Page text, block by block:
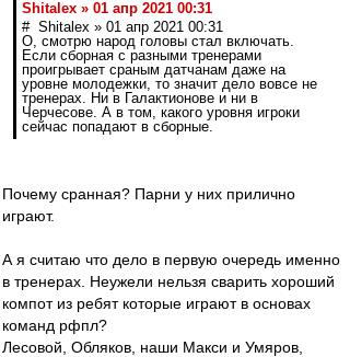
Shitalex » 01 апр 2021 00:31
# Shitalex » 01 апр 2021 00:31
О, смотрю народ головы стал включать.
Если сборная с разными тренерами
проигрывает сраным датчанам даже на
уровне молодежки, то значит дело вовсе не
тренерах. Ни в Галактионове и ни в
Черчесове. А в том, какого уровня игроки
сейчас попадают в сборные.
Почему сранная? Парни у них прилично
играют.
А я считаю что дело в первую очередь именно
в тренерах. Неужели нельзя сварить хороший
компот из ребят которые играют в основах
команд рфпл?
Лесовой, Обляков, наши Макси и Умяров,